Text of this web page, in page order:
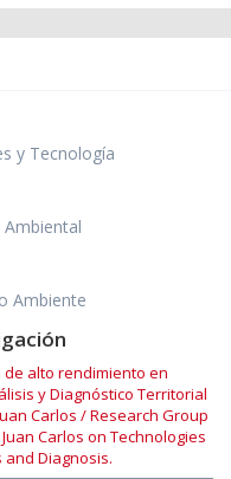
y Tecnología
Ambiente
alto rendimiento en
y Diagnóstico Territorial
Carlos / Research Group
Carlos on Technologies
Diagnosis.